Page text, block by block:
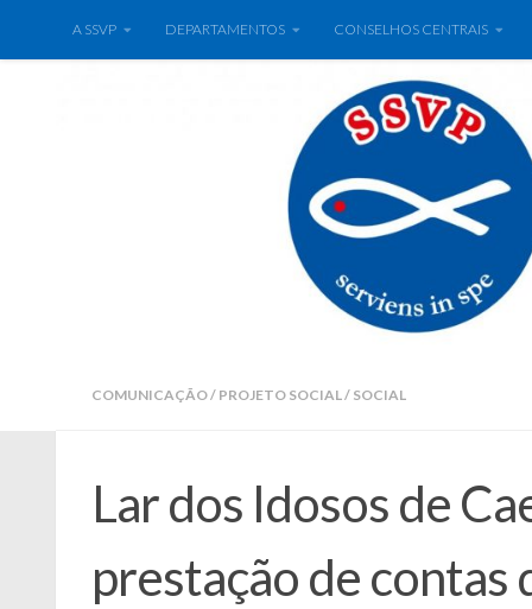
A SSVP DEPARTAMENTOS CONSELHOS CENTRAIS
COMUNICAÇÃO/ PROJETO SOCIAL/ SOCIAL
Lar dos Idosos de
prestação de contas